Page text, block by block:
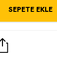
SEPETE EKLE